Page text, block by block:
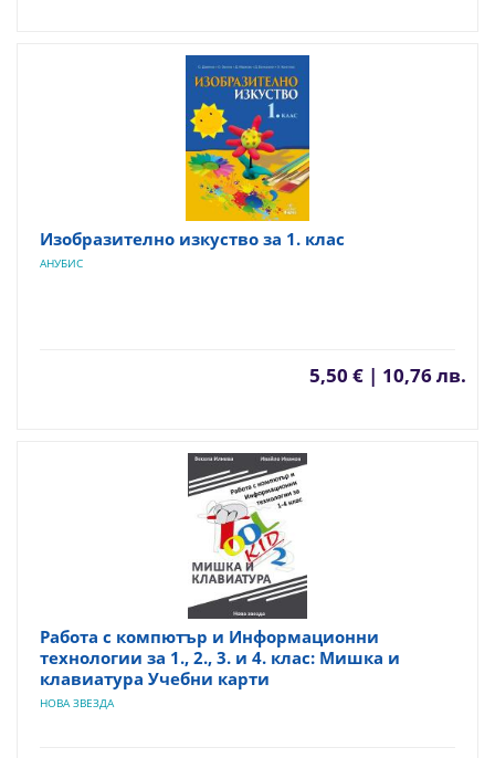
Изобразително изкуство за 1. клас
АНУБИС
5,50 € | 10,76 лв.
Работа с компютър и Информационни
технологии за 1., 2., 3. и 4. клас: Мишка и
клавиатура Учебни карти
НОВА ЗВЕЗДА